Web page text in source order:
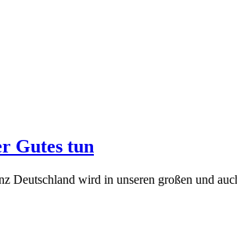
Gutes tun
Deutschland wird in unseren großen und